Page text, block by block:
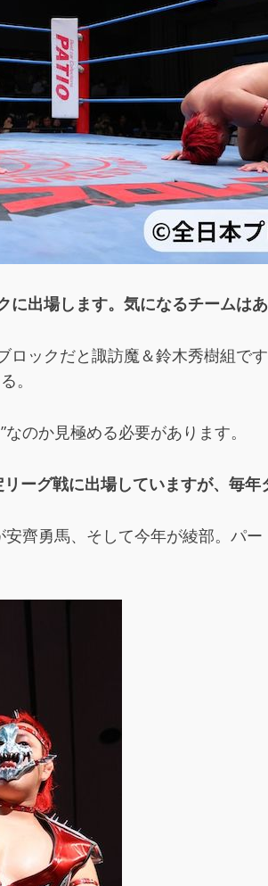
出場します。気になるチームは
ックだと諏訪魔＆鈴木秀樹組で
。
のか見極める必要があります。
グ戦に出場していますが、毎年
齊勇馬、そして今年が綾部。パ